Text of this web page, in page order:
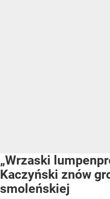
„Wrzaski
Kaczyński znów
smoleńskiej